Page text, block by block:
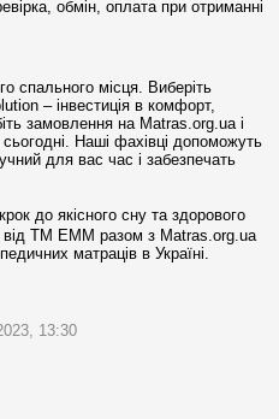
обмін, оплата при отриманні
спального місця. Виберіть
– інвестиція в комфорт,
замовлення на Matras.org.ua і
Наші фахівці допоможуть
для вас час і забезпечать
до якісного сну та здорового
від ТМ ЕММ разом з Matras.org.ua
матраців в Україні.
13:30